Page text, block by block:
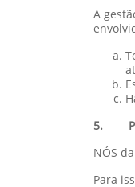
A
5.
NÓS
Para